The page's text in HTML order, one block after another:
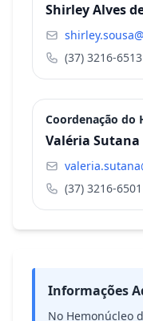
Shirley Alves
(37) 3216-
Coordenação do
Valéria Sutana
(37) 3216-6501
Informações
No Hemonúcleo